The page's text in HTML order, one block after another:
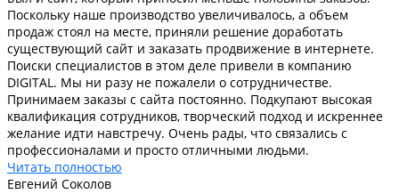
Поскольку наше производство увеличивалось, а объем
продаж стоял на месте, приняли решение доработать
существующий сайт и заказать продвижение в интернете.
Поиски специалистов в этом деле привели в компанию
DIGITAL. Мы ни разу не пожалели о сотрудничестве.
Принимаем заказы с сайта постоянно. Подкупают высокая
квалификация сотрудников, творческий подход и искреннее
желание идти навстречу. Очень рады, что связались с
профессионалами и просто отличными людьми.
Читать полностью
Евгений Соколов